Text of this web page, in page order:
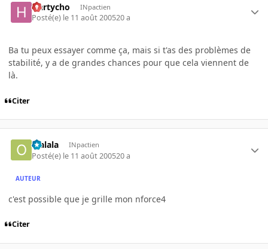
Hartycho INpactien
Posté(e) le 11 août 200520 a
Ba tu peux essayer comme ça, mais si t'as des problèmes de
stabilité, y a de grandes chances pour que cela viennent de
là.
Citer
olalala INpactien
Posté(e) le 11 août 200520 a
AUTEUR
c'est possible que je grille mon nforce4
Citer